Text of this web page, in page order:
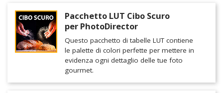
Pacchetto LUT Cibo Scuro
per PhotoDirector
Questo pacchetto di tabelle LUT contiene
le palette di colori perfette per mettere in
evidenza ogni dettaglio delle tue foto
gourmet.